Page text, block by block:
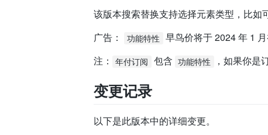
该版本搜索替换支持选择元素类型，比如
广告：
功能特性 早鸟价将于 2024 年 1
注：
年付订阅 包含 功能特性 ，如果你是
变更记录
以下是此版本中的详细变更。